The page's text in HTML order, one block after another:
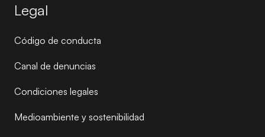
Legal
Código de conducta
Canal de denuncias
Condiciones legales
Medioambiente y sostenibilidad